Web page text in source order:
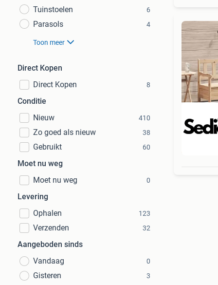
Tuinstoelen 6
Parasols 4
Toon meer
Direct Kopen
Direct Kopen
8
Conditie
Nieuw
410
Zo goed als nieuw 38
Gebruikt 60
Moet nu weg
Moet nu weg
0
Levering
Ophalen
123
Verzenden 32
Aangeboden sinds
Vandaag
0
Gisteren 3